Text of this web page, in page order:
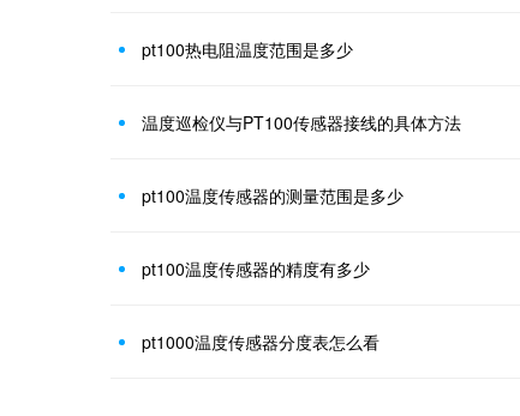
pt100热电阻温度范围是多少
温度巡检仪与PT100传感器接线的具体方法
pt100温度传感器的测量范围是多少
pt100温度传感器的精度有多少
pt1000温度传感器分度表怎么看